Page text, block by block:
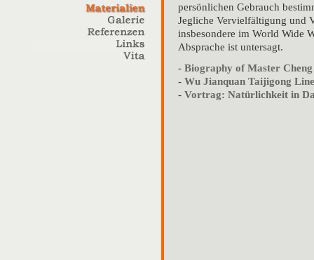
persönlichen Gebrauch
Jegliche Vervielfältigung und
insbesondere im World Wide
Absprache ist untersagt.
- Biography of Master
- Wu Jianquan Taijigong
- Vortrag: Natürlichkeit in